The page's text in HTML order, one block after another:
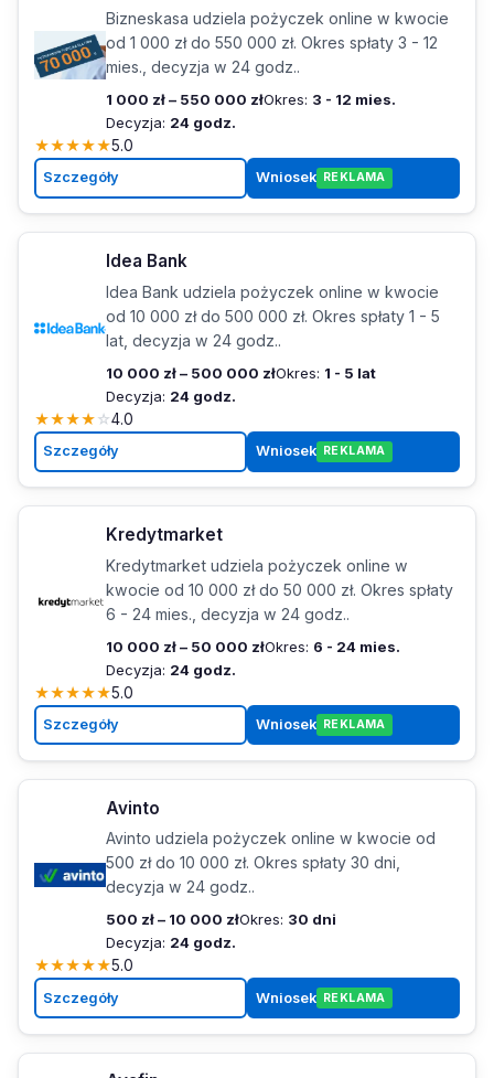
Bizneskasa udziela pożyczek online w kwocie
od 1 000 zł do 550 000 zł. Okres spłaty 3 - 12
mies., decyzja w 24 godz..
1 000 zł – 550 000 złOkres: 3 - 12 mies.
Decyzja: 24 godz.
★★★★★5.0
Szczegóły Wniosek REKLAMA
Idea Bank
Idea Bank udziela pożyczek online w kwocie
od 10 000 zł do 500 000 zł. Okres spłaty 1 - 5
lat, decyzja w 24 godz..
10 000 zł – 500 000 złOkres: 1 - 5 lat
Decyzja: 24 godz.
★★★★☆4.0
Szczegóły Wniosek REKLAMA
Kredytmarket
Kredytmarket udziela pożyczek online w
kwocie od 10 000 zł do 50 000 zł. Okres spłaty
6 - 24 mies., decyzja w 24 godz..
10 000 zł – 50 000 złOkres: 6 - 24 mies.
Decyzja: 24 godz.
★★★★★5.0
Szczegóły Wniosek REKLAMA
Avinto
Avinto udziela pożyczek online w kwocie od
500 zł do 10 000 zł. Okres spłaty 30 dni,
decyzja w 24 godz..
500 zł – 10 000 złOkres: 30 dni
Decyzja: 24 godz.
★★★★★5.0
Szczegóły Wniosek REKLAMA